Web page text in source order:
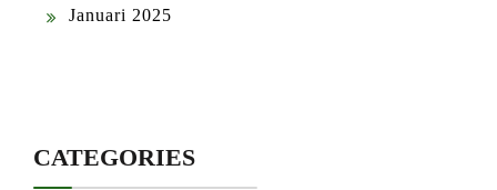
Januari 2025
CATEGORIES